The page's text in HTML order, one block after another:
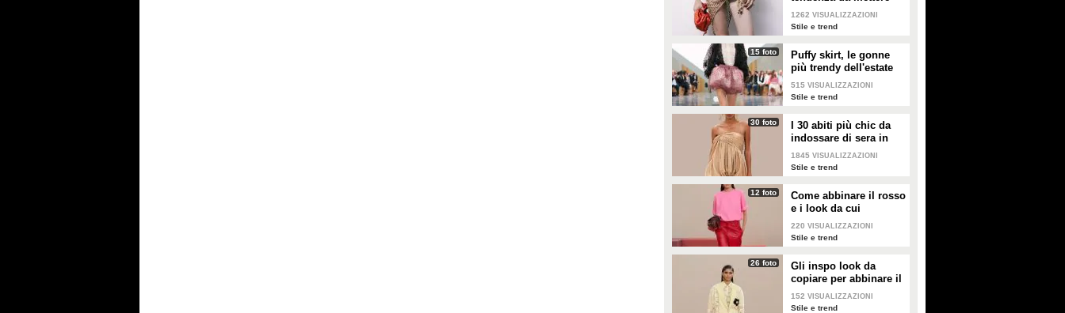
nella valigia dell'estate
2026
1262 VISUALIZZAZIONI
Stile e trend
15 foto
Puffy skirt, le gonne
più trendy dell'estate
2026 sono quelle a
palloncino
515 VISUALIZZAZIONI
Stile e trend
30 foto
I 30 abiti più chic da
indossare di sera in
estate
1845 VISUALIZZAZIONI
Stile e trend
12 foto
Come abbinare il rosso
e i look da cui
prendere ispirazione
220 VISUALIZZAZIONI
Stile e trend
26 foto
Gli inspo look da
copiare per abbinare il
giallo
152 VISUALIZZAZIONI
Stile e trend